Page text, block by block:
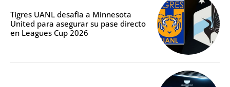
Tigres UANL desafía a Minnesota
United para asegurar su pase directo
en Leagues Cup 2026